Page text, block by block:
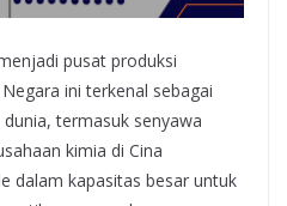
pusat produksi
ini terkenal sebagai
termasuk senyawa
kimia di Cina
dalam kapasitas besar untuk